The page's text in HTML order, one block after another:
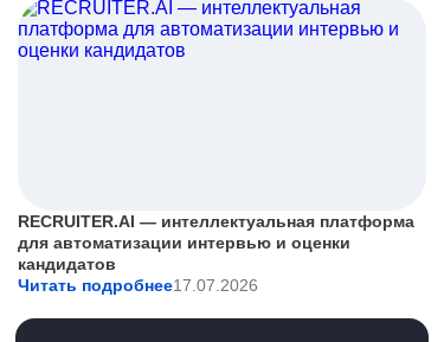
RECRUITER.AI — интеллектуальная платформа
для автоматизации интервью и оценки
кандидатов
Читать подробнее17.07.2026